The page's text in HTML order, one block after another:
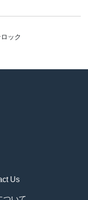
ック
Us